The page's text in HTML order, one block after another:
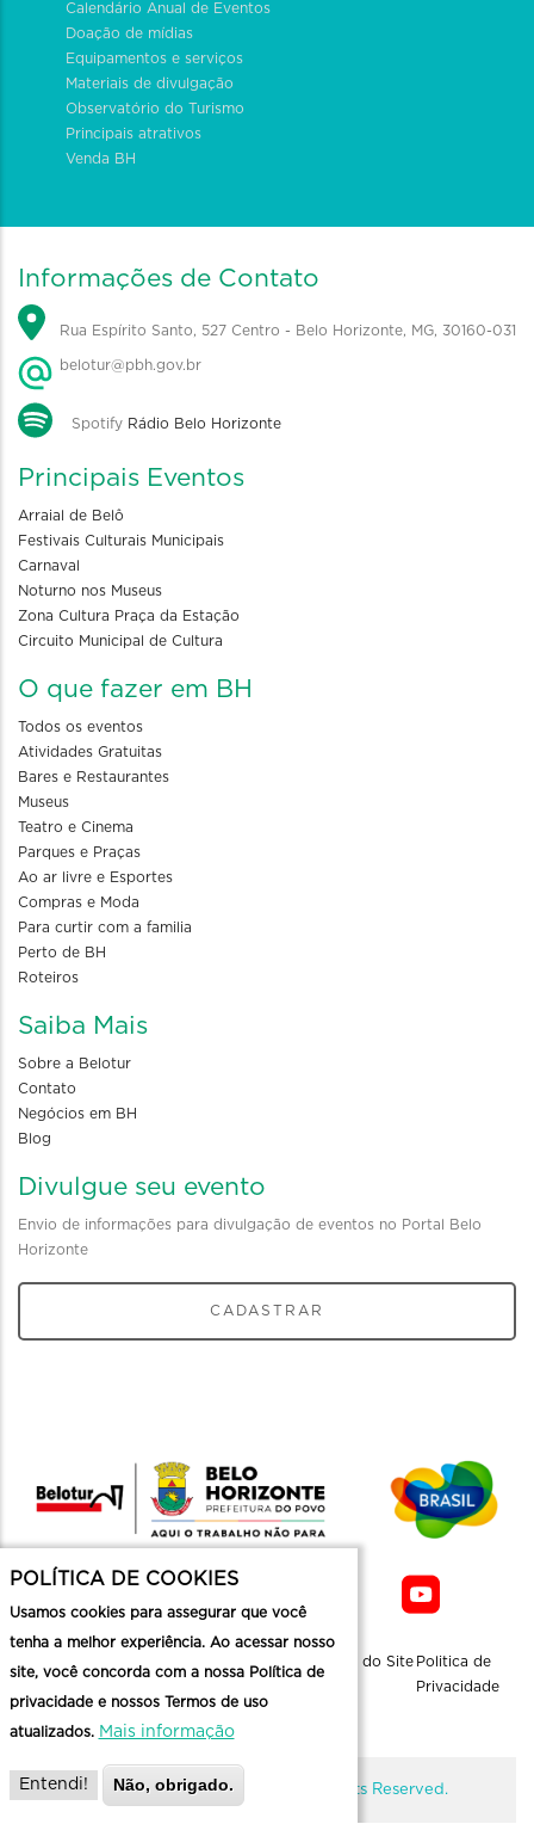
Calendário Anual de Eventos
Doação de mídias
Equipamentos e serviços
Materiais de divulgação
Observatório do Turismo
Principais atrativos
Venda BH
Informações de Contato
Rua Espírito Santo, 527 Centro - Belo Horizonte, MG, 30160-031
belotur@pbh.gov.br
Spotify Rádio Belo Horizonte
Principais Eventos
Arraial de Belô
Festivais Culturais Municipais
Carnaval
Noturno nos Museus
Zona Cultura Praça da Estação
Circuito Municipal de Cultura
O que fazer em BH
Todos os eventos
Atividades Gratuitas
Bares e Restaurantes
Museus
Teatro e Cinema
Parques e Praças
Ao ar livre e Esportes
Compras e Moda
Para curtir com a familia
Perto de BH
Roteiros
Saiba Mais
Sobre a Belotur
Contato
Negócios em BH
Blog
Divulgue seu evento
Envio de informações para divulgação de eventos no Portal Belo
Horizonte
CADASTRAR
Mapa do Site Politica de
Privacidade
@ Copyright Belotur 2026. All Rights Reserved.
POLÍTICA DE COOKIES
Usamos cookies para assegurar que você
tenha a melhor experiência. Ao acessar nosso
site, você concorda com a nossa Política de
privacidade e nossos Termos de uso
atualizados. Mais informação
Entendi! Não, obrigado.